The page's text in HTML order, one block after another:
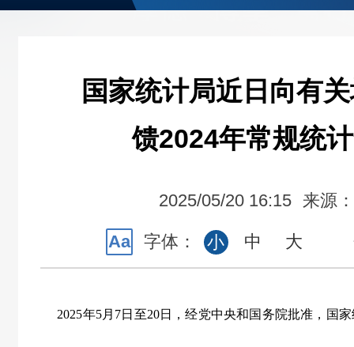
国家统计局近日向有
馈2024年常规统
2025/05/20 16:15 来源
Aa 字体： 小 中 大
2025年5月 7日至20日，经党中央和国务院批准，国